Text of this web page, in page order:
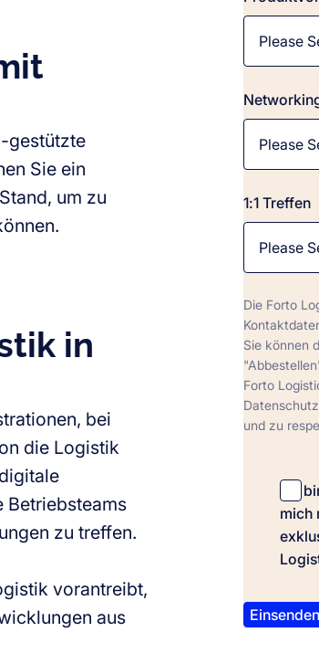
gestützte
Sie ein
um zu
in
bei
die Logistik
Betriebsteams
zu treffen.
vorantreibt,
aus
1:1 Treffen
Die Forto
Sie können
Forto
und zu
Ich
mich